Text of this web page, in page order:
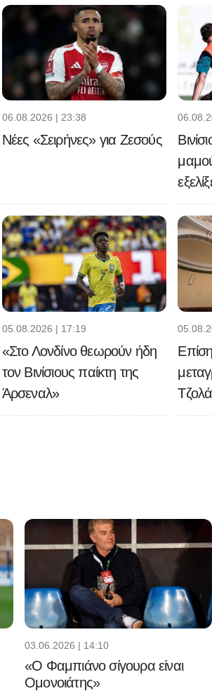
06.08.2026 | 23:38
Νέες «Σειρήνες» για Ζεσούς
05.08.2026 | 17:19
«Στο Λονδίνο θεωρούν ήδη
τον Βινίσιους παίκτη της
Άρσεναλ»
03.06.2026 | 14:10
«Ο Φαμπιάνο σίγουρα είναι
Ομονοιάτης»